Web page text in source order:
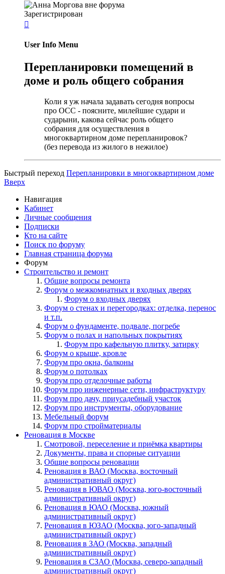
Зарегистрирован

User Info Menu
Перепланировки помещений в
доме и роль общего собрания
Коли я уж начала задавать сегодня вопросы
про ОСС - поясните, милейшие судари и
сударыни, какова сейчас роль общего
собрания для осуществления в
многоквартирном доме перепланировок?
(без перевода из жилого в нежилое)
Быстрый переход Перепланировки в многоквартирном доме
Вверх
Навигация
Кабинет
Личные сообщения
Подписки
Кто на сайте
Поиск по форуму
Главная страница форума
Форум
Строительство и ремонт
Общие вопросы ремонта
Форум о межкомнатных и входных дверях
Форум о входных дверях
Форум о стенах и перегородках: отделка, перенос
и т.п.
Форум о фундаменте, подвале, погребе
Форум о полах и напольных покрытиях
Форум про кафельную плитку, затирку
Форум о крыше, кровле
Форум про окна, балконы
Форум о потолках
Форум про отделочные работы
Форум про инженерные сети, инфраструктуру
Форум про дачу, приусадебный участок
Форум про инструменты, оборудование
Мебельный форум
Форум про стройматериалы
Реновация в Москве
Смотровой, переселение и приёмка квартиры
Документы, права и спорные ситуации
Общие вопросы реновации
Реновация в ВАО (Москва, восточный
административный округ)
Реновация в ЮВАО (Москва, юго-восточный
административный округ)
Реновация в ЮАО (Москва, южный
административный округ)
Реновация в ЮЗАО (Москва, юго-западный
административный округ)
Реновация в ЗАО (Москва, западный
административный округ)
Реновация в СЗАО (Москва, северо-западный
административный округ)